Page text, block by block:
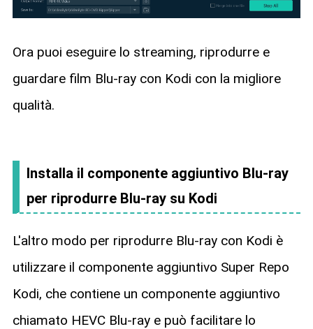
Ora puoi eseguire lo streaming, riprodurre e
guardare film Blu-ray con Kodi con la migliore
qualità.
Installa il componente aggiuntivo Blu-ray
per riprodurre Blu-ray su Kodi
L'altro modo per riprodurre Blu-ray con Kodi è
utilizzare il componente aggiuntivo Super Repo
Kodi, che contiene un componente aggiuntivo
chiamato HEVC Blu-ray e può facilitare lo